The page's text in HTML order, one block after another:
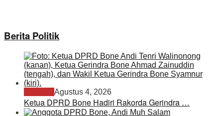
Berita Politik
Agustus 4, 2026
Ketua DPRD Bone Hadiri Rakorda Gerindra …